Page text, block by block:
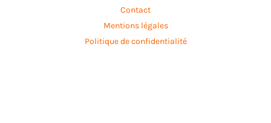
Contact
Mentions légales
Politique de confidentialité